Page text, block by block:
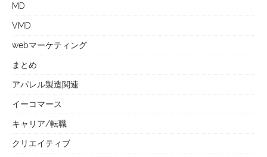
MD
VMD
webマーケティング
まとめ
アパレル製造関連
イーコマース
キャリア/転職
クリエイティブ